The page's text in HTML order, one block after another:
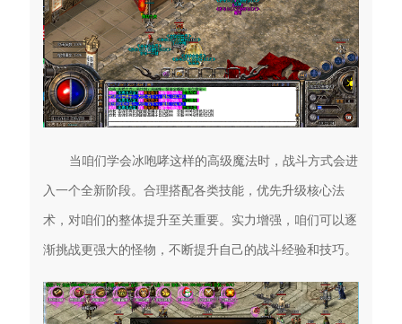
当咱们学会冰咆哮这样的高级魔法时，战斗方式会进
入一个全新阶段。合理搭配各类技能，优先升级核心法
术，对咱们的整体提升至关重要。实力增强，咱们可以逐
渐挑战更强大的怪物，不断提升自己的战斗经验和技巧。